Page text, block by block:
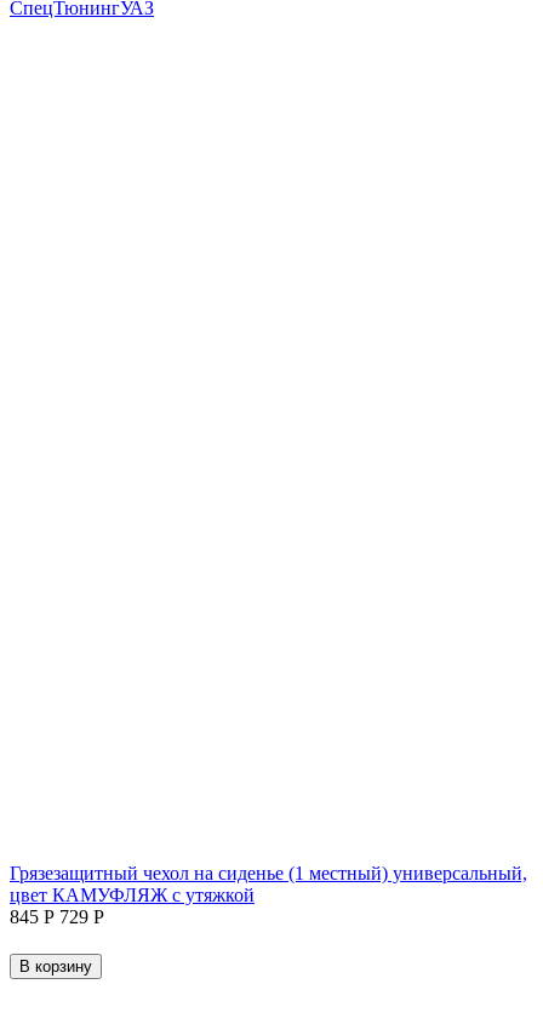
Грязезащитный чехол на сиденье (1 местный) универсальный,
цвет КАМУФЛЯЖ с утяжкой
‍845‍ Р ‍729‍ Р
В корзину